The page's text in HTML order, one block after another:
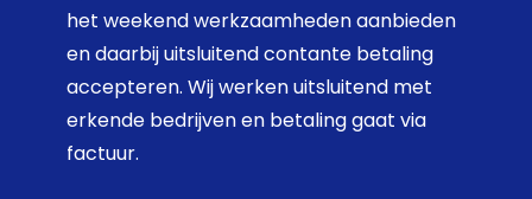
het weekend werkzaamheden aanbieden
en daarbij uitsluitend contante betaling
accepteren. Wij werken uitsluitend met
erkende bedrijven en betaling gaat via
factuur.